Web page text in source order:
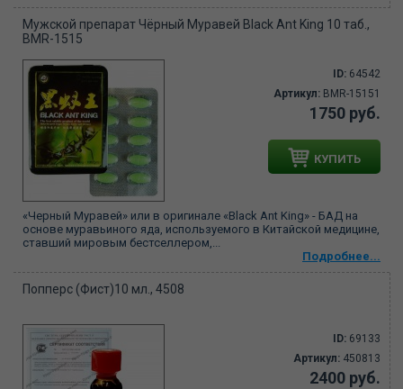
Мужской препарат Чёрный Муравей Black Ant King 10 таб.,
BMR-1515
ID: 64542
Артикул: BMR-15151
1750 руб.
КУПИТЬ
«Черный Муравей» или в оригинале «Black Ant King» - БАД на
основе муравьиного яда, используемого в Китайской медицине,
ставший мировым бестселлером,...
Подробнее...
Попперс (Фист)10 мл., 4508
ID: 69133
Артикул: 450813
2400 руб.